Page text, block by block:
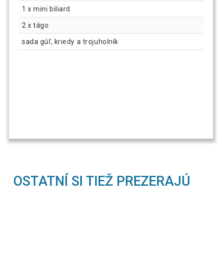
1 x mini biliard
2 x tágo
sada gúľ, kriedy a trojuholník
OSTATNÍ SI TIEŽ PREZERAJÚ